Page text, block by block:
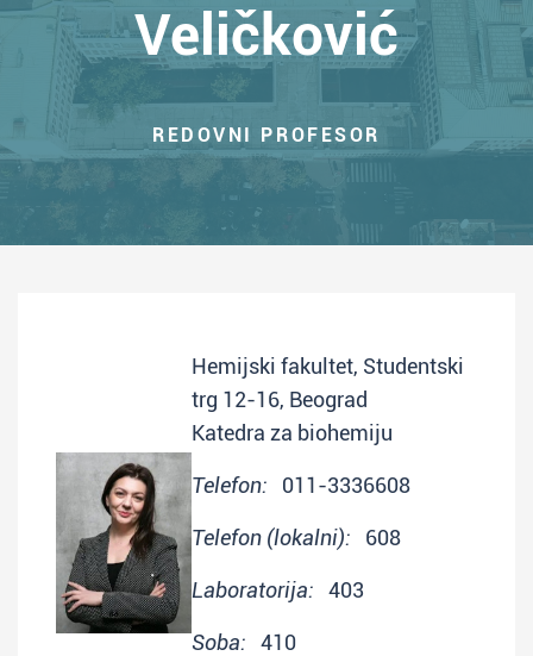
Veličković
REDOVNI PROFESOR
Hemijski fakultet, Studentski
trg 12-16, Beograd
Katedra za biohemiju
Telefon: 011-3336608
Telefon (lokalni): 608
Laboratorija: 403
Soba: 410